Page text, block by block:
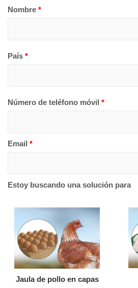
Nombre *
País *
Número de teléfono móvil *
Email *
Estoy buscando una solución para
Jaula de pollo en capas